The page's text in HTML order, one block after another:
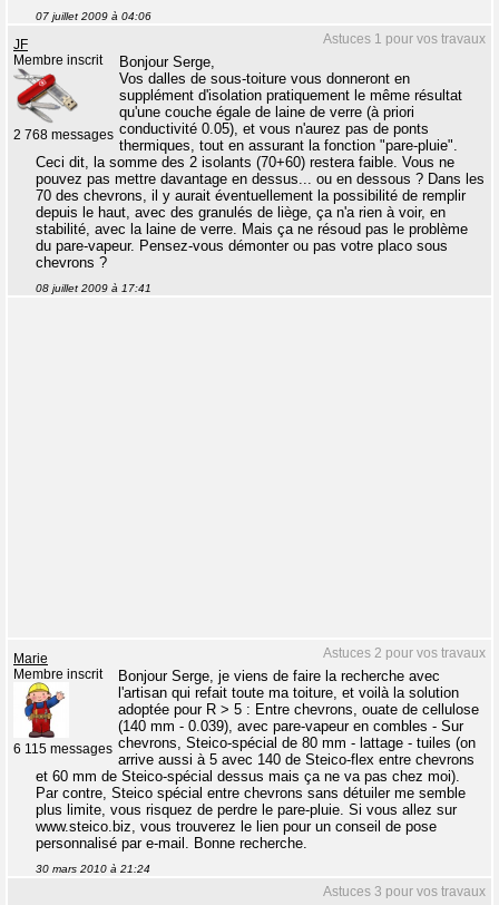
07 juillet 2009 à 04:06
Astuces 1 pour vos travaux
JF
Membre inscrit
2 768 messages
Bonjour Serge,
Vos dalles de sous-toiture vous donneront en
supplément d'isolation pratiquement le même résultat
qu'une couche égale de laine de verre (à priori
conductivité 0.05), et vous n'aurez pas de ponts
thermiques, tout en assurant la fonction "pare-pluie".
Ceci dit, la somme des 2 isolants (70+60) restera faible. Vous ne
pouvez pas mettre davantage en dessus... ou en dessous ? Dans les
70 des chevrons, il y aurait éventuellement la possibilité de remplir
depuis le haut, avec des granulés de liège, ça n'a rien à voir, en
stabilité, avec la laine de verre. Mais ça ne résoud pas le problème
du pare-vapeur. Pensez-vous démonter ou pas votre placo sous
chevrons ?
08 juillet 2009 à 17:41
Astuces 2 pour vos travaux
Marie
Membre inscrit
6 115 messages
Bonjour Serge, je viens de faire la recherche avec
l'artisan qui refait toute ma toiture, et voilà la solution
adoptée pour R > 5 : Entre chevrons, ouate de cellulose
(140 mm - 0.039), avec pare-vapeur en combles - Sur
chevrons, Steico-spécial de 80 mm - lattage - tuiles (on
arrive aussi à 5 avec 140 de Steico-flex entre chevrons
et 60 mm de Steico-spécial dessus mais ça ne va pas chez moi).
Par contre, Steico spécial entre chevrons sans détuiler me semble
plus limite, vous risquez de perdre le pare-pluie. Si vous allez sur
www.steico.biz, vous trouverez le lien pour un conseil de pose
personnalisé par e-mail. Bonne recherche.
30 mars 2010 à 21:24
Astuces 3 pour vos travaux